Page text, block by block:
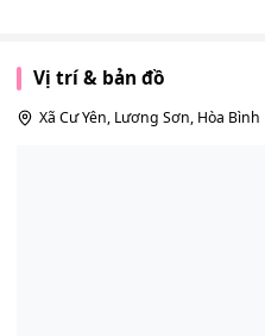
Vị trí & bản đồ
Xã Cư Yên, Lương Sơn, Hòa Bình